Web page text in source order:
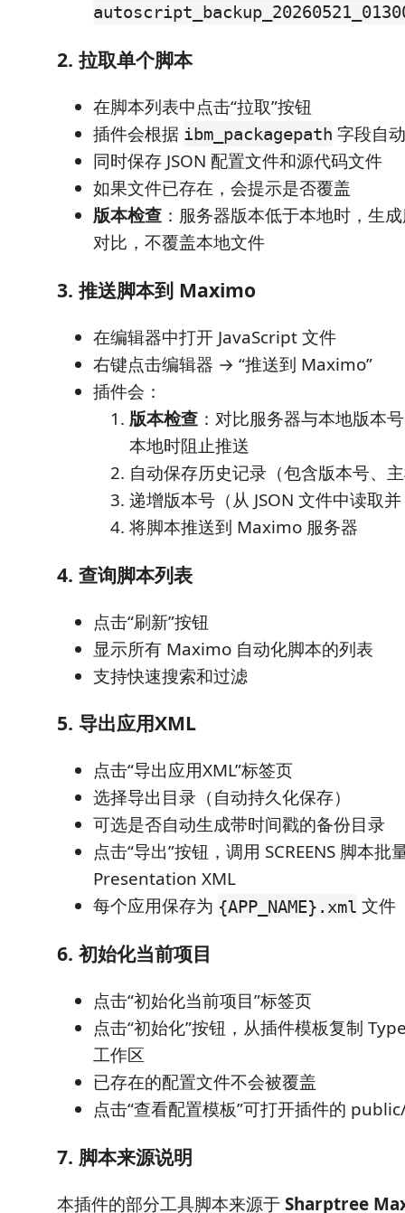
2. 拉取单个脚本
在脚本列表中点击“拉取”按钮
插件会根据 ibm_packagepath 字段自
同时保存 JSON 配置文件和源代码文件
如果文件已存在，会提示是否覆盖
版本检查 ：服务器版本低于本地时，生
对比，不覆盖本地文件
3. 推送脚本到 Maximo
在编辑器中打开 JavaScript 文件
右键点击编辑器 → “推送到 Maximo”
插件会：
版本检查 ：对比服务器与本地版本
本地时阻止推送
自动保存历史记录（包含版本号、
递增版本号（从 JSON 文件中读取
将脚本推送到 Maximo 服务器
4. 查询脚本列表
点击“刷新”按钮
显示所有 Maximo 自动化脚本的列表
支持快速搜索和过滤
5. 导出应用XML
点击“导出应用XML”标签页
选择导出目录（自动持久化保存）
可选是否自动生成带时间戳的备份目录
点击“导出”按钮，调用 SCREENS 脚本批
Presentation XML
每个应用保存为 {APP_NAME}.xml 文件
6. 初始化当前项目
点击“初始化当前项目”标签页
点击“初始化”按钮，从插件模板复制
工作区
已存在的配置文件不会被覆盖
点击“查看配置模板”可打开插件的
7. 脚本来源说明
本插件的部分工具脚本来源于Sharptree